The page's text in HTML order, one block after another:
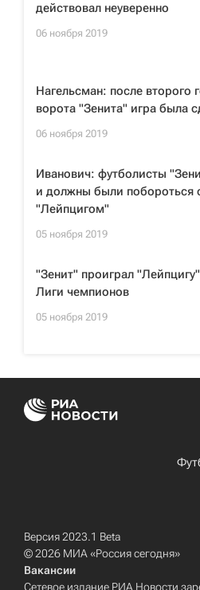
действовал неуверенно
06 ноября 2019
Нагельсман: после второго
ворота "Зенита" игра была
06 ноября 2019
Иванович: футболисты
и должны были побороться
"Лейпцигом"
05 ноября 2019
"Зенит" проиграл
Лиги чемпионов
05 ноября 2019
Версия 2023.1 Beta
© 2026 МИА «Россия сегодня»
Вакансии
Сетевое издание РИА Новости